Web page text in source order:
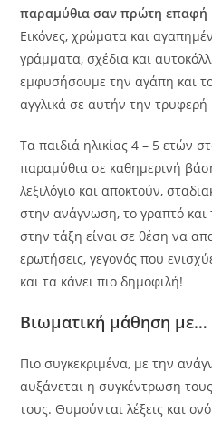
παραμύθια σαν πρώτη επαφή
Εικόνες, χρώματα και
γράμματα, σχέδια και
εμφυσήσουμε την αγάπη και
αγγλικά σε αυτήν την τρυφερή
Τα παιδιά ηλικίας 4 – 5 ετών
παραμύθια σε καθημερινή
λεξιλόγιο και αποκτούν,
στην ανάγνωση, το γραπτό
στην τάξη είναι σε θέση να
ερωτήσεις, γεγονός που
και τα κάνει πιο δημοφιλή!
Βιωματική μάθηση με…
Πιο συγκεκριμένα, με την
αυξάνεται η συγκέντρωση
τους. Θυμούνται λέξεις και